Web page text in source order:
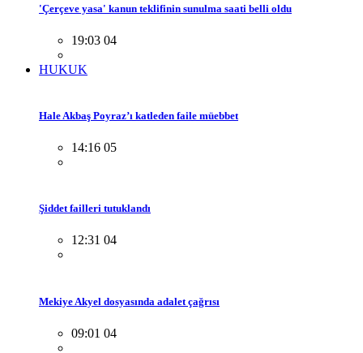
'Çerçeve yasa' kanun teklifinin sunulma saati belli oldu
19:03 04
HUKUK
Hale Akbaş Poyraz’ı katleden faile müebbet
14:16 05
Şiddet failleri tutuklandı
12:31 04
Mekiye Akyel dosyasında adalet çağrısı
09:01 04